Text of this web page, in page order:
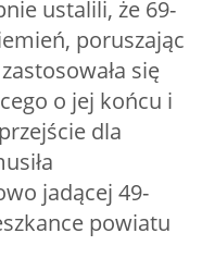
ustalili, że 69-
poruszając
się
o jej końcu i
dla
jadącej 49-
powiatu